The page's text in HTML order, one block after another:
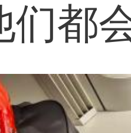
们都